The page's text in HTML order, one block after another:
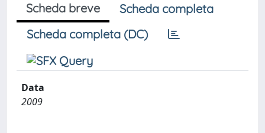
Scheda breve
Scheda completa
Scheda completa (DC)
Data
2009